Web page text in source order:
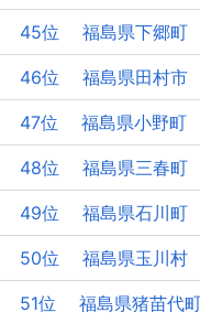
45位 福島県下郷町
46位 福島県田村市
47位 福島県小野町
48位 福島県三春町
49位 福島県石川町
50位 福島県玉川村
51位 福島県猪苗代